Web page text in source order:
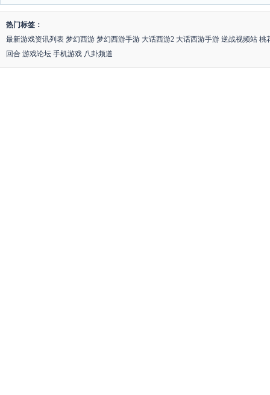
热门标签：
最新游戏资讯列表 梦幻西游 梦幻西游手游 大话西游2 大话西游手游 逆战视频站 桃
回合 游戏论坛 手机游戏 八卦频道